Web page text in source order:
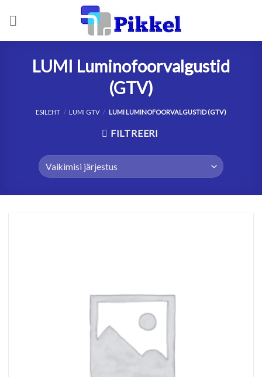
LUMI Luminofoorvalgustid
(GTV)
ESILEHT / LUMI GTV / LUMI LUMINOFOORVALGUSTID (GTV)
FILTREERI